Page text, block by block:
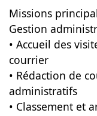
Missions
Gestion
• Accueil des
courrier
• Rédaction de
administratifs
• Classement et